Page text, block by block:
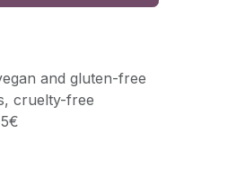
and gluten-free
cruelty-free